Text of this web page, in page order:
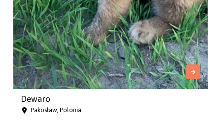
Dewaro
Pakosław, Polonia